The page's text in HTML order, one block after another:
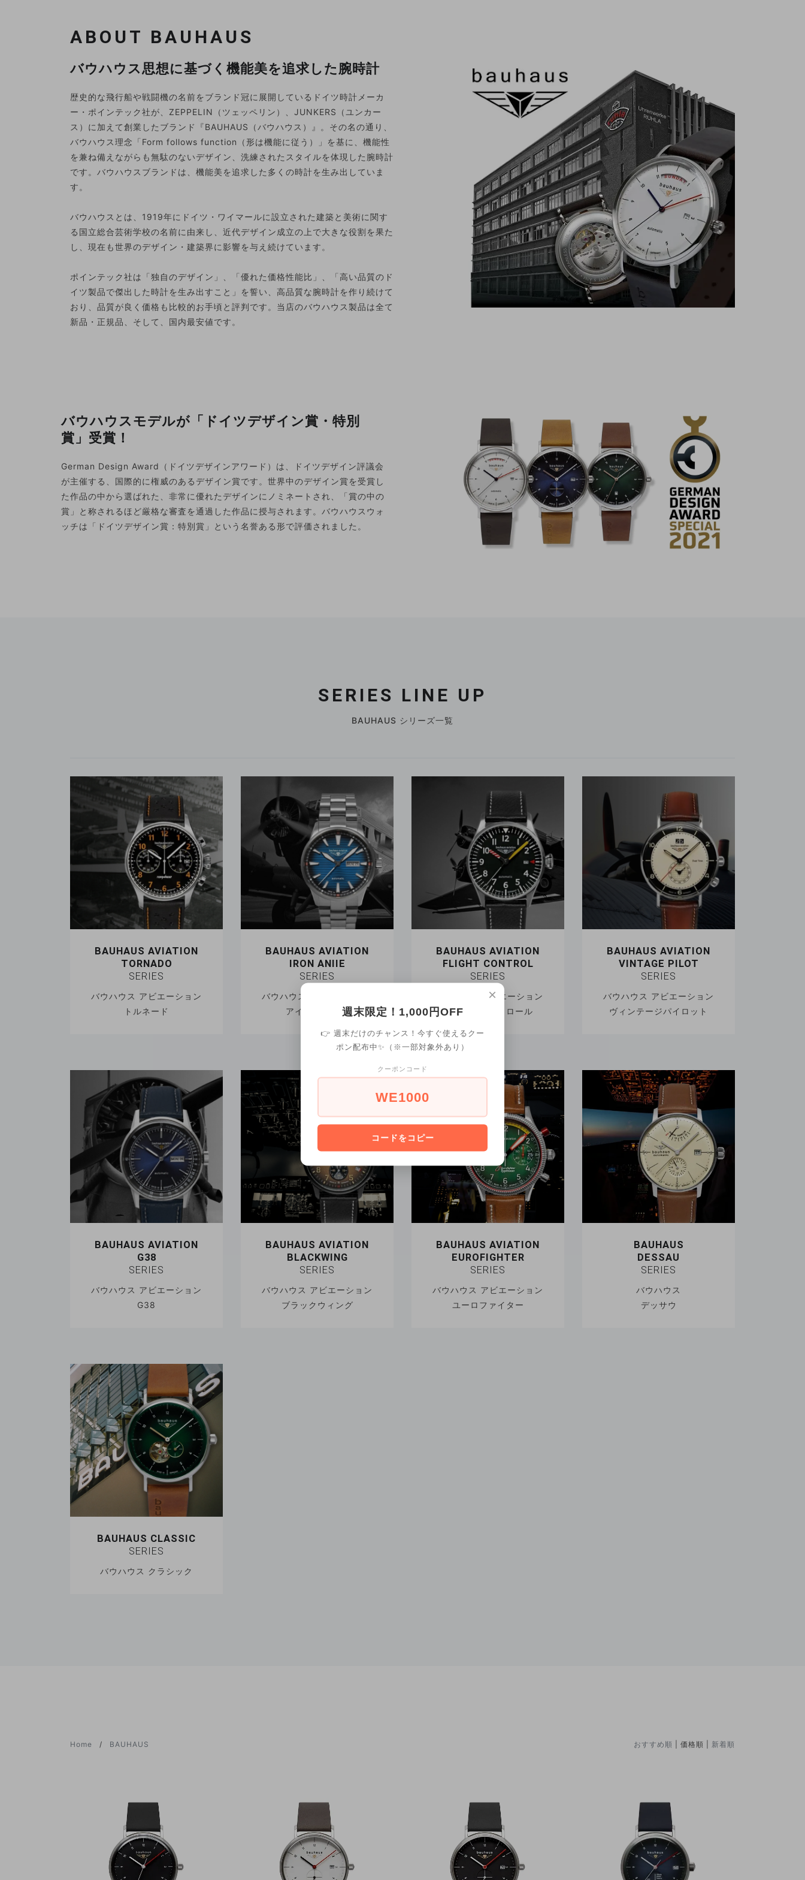
ABOUT BAUHAUS
バウハウス思想に基づく機能美を追求した腕時計
歴史的な飛行船や戦闘機の名前をブランド冠に展開しているドイツ時計メーカ
ー・ポインテック社が、ZEPPELIN（ツェッペリン）、JUNKERS（ユンカー
ス）に加えて創業したブランド『BAUHAUS（バウハウス）』。その名の通り、
バウハウス理念「Form follows function（形は機能に従う）」を基に、機能性
を兼ね備えながらも無駄のないデザイン、洗練されたスタイルを体現した腕時計
です。バウハウスブランドは、機能美を追求した多くの時計を生み出していま
す。
バウハウスとは、1919年にドイツ・ワイマールに設立された建築と美術に関す
る国立総合芸術学校の名前に由来し、近代デザイン成立の上で大きな役割を果た
し、現在も世界のデザイン・建築界に影響を与え続けています。
ポインテック社は「独自のデザイン」、「優れた価格性能比」、「高い品質のド
イツ製品で傑出した時計を生み出すこと」を誓い、高品質な腕時計を作り続けて
おり、品質が良く価格も比較的お手頃と評判です。当店のバウハウス製品は全て
新品・正規品、そして、国内最安値です。
バウハウスモデルが「ドイツデザイン賞・特別
賞」受賞！
German Design Award（ドイツデザインアワード）は、ドイツデザイン評議会
が主催する、国際的に権威のあるデザイン賞です。世界中のデザイン賞を受賞し
た作品の中から選ばれた、非常に優れたデザインにノミネートされ、「賞の中の
賞」と称されるほど厳格な審査を通過した作品に授与されます。バウハウスウォ
ッチは「ドイツデザイン賞：特別賞」という名誉ある形で評価されました。
SERIES LINE UP
BAUHAUS シリーズ一覧
BAUHAUS AVIATION
TORNADO
SERIES
バウハウス アビエーション
トルネード
BAUHAUS AVIATION
IRON ANIIE
SERIES
バウハウス アビエーション
アイアンアニー
BAUHAUS AVIATION
FLIGHT CONTROL
SERIES
バウハウス アビエーション
フライトコントロール
BAUHAUS AVIATION
VINTAGE PILOT
SERIES
バウハウス アビエーション
ヴィンテージパイロット
BAUHAUS AVIATION
G38
SERIES
バウハウス アビエーション
G38
BAUHAUS AVIATION
BLACKWING
SERIES
バウハウス アビエーション
ブラックウィング
BAUHAUS AVIATION
EUROFIGHTER
SERIES
バウハウス アビエーション
ユーロファイター
BAUHAUS
DESSAU
SERIES
バウハウス
デッサウ
BAUHAUS CLASSIC
SERIES
バウハウス クラシック
Home BAUHAUS おすすめ順 | 価格順 | 新着順
×
週末限定！1,000円OFF
👉 週末だけのチャンス！今すぐ使えるクー
ポン配布中✨（※一部対象外あり）
クーポンコード
WE1000
コードをコピー